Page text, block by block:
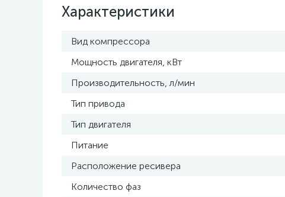
Характеристики
Вид компрессора
Мощность двигателя, кВт
Производительность, л/мин
Тип привода
Тип двигателя
Питание
Расположение ресивера
Количество фаз